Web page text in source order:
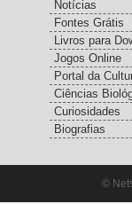
Notícias
Fontes Grátis
Livros para
Jogos Online
Portal da
Ciências
Curiosidades
Biografias
©